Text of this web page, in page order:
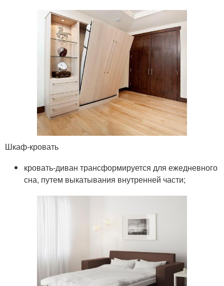
Шкаф-кровать
кровать-диван трансформируется для ежедневного
сна, путем выкатывания внутренней части;